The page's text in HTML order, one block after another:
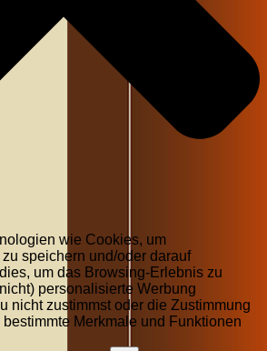
wie Cookies, um
speichern und/oder darauf
um das Browsing-Erlebnis zu
personalisierte Werbung
nicht zustimmst oder die Zustimmung
Merkmale und Funktionen